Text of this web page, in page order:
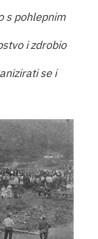
s pohlepnim
i zdrobio
se i